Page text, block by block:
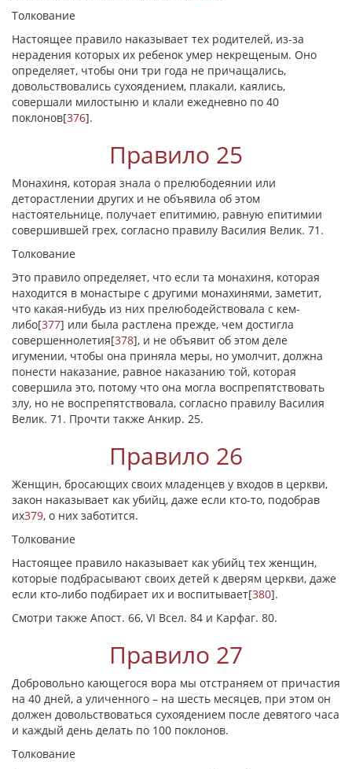
Толкование
Настоящее правило наказывает тех родителей, из-за
нерадения которых их ребенок умер некрещеным. Оно
определяет, чтобы они три года не причащались,
довольствовались сухоядением, плакали, каялись,
совершали милостыню и клали ежедневно по 40
поклонов[376].
Правило 25
Монахиня, которая знала о прелюбодеянии или
деторастлении других и не объявила об этом
настоятельнице, получает епитимию, равную епитимии
совершившей грех, согласно правилу Василия Велик. 71.
Толкование
Это правило определяет, что если та монахиня, которая
находится в монастыре с другими монахинями, заметит,
что какая-нибудь из них прелюбодействовала с кем-
либо[377] или была растлена прежде, чем достигла
совершеннолетия[378], и не объявит об этом деле
игумении, чтобы она приняла меры, но умолчит, должна
понести наказание, равное наказанию той, которая
совершила это, потому что она могла воспрепятствовать
злу, но не воспрепятствовала, согласно правилу Василия
Велик. 71. Прочти также Анкир. 25.
Правило 26
Женщин, бросающих своих младенцев у входов в церкви,
закон наказывает как убийц, даже если кто-то, подобрав
их379, о них заботится.
Толкование
Настоящее правило наказывает как убийц тех женщин,
которые подбрасывают своих детей к дверям церкви, даже
если кто-либо подбирает их и воспитывает[380].
Смотри также Апост. 66, VI Всел. 84 и Карфаг. 80.
Правило 27
Добровольно кающегося вора мы отстраняем от причастия
на 40 дней, а уличенного – на шесть месяцев, при этом он
должен довольствоваться сухоядением после девятого часа
и каждый день делать по 100 поклонов.
Толкование